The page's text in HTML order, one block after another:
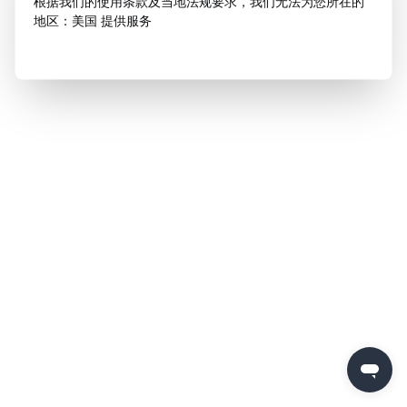
地区：美国 提供服务